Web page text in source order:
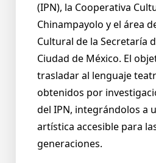
(IPN), la Cooperativa
Chinampayolo y el área
Cultural de la Secretaría
Ciudad de México. El
trasladar al lenguaje
obtenidos por
del IPN, integrándolos a
artística accesible para
generaciones.